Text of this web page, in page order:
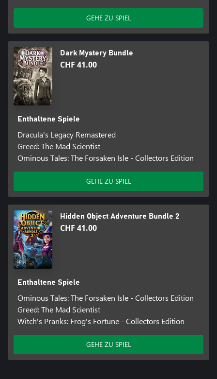
GEHE ZU SPIEL
Dark Mystery Bundle
CHF 41.00
Enthaltene Spiele
Dracula's Legacy Remastered
Greed: The Mad Scientist
Ominous Tales: The Forsaken Isle - Collectors Edition
GEHE ZU SPIEL
Hidden Object Adventure Bundle 2
CHF 41.00
Enthaltene Spiele
Ominous Tales: The Forsaken Isle - Collectors Edition
Greed: The Mad Scientist
Witch's Pranks: Frog's Fortune - Collectors Edition
GEHE ZU SPIEL